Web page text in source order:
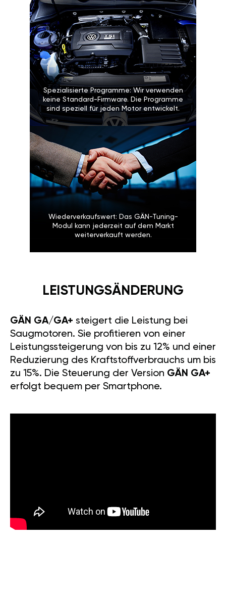
Spezialisierte Programme: Wir verwenden
keine Standard-Firmware. Die Programme
sind speziell für jeden Motor entwickelt.
Wiederverkaufswert: Das GÄN-Tuning-
Modul kann jederzeit auf dem Markt
weiterverkauft werden.
LEISTUNGSÄNDERUNG
GÄN GA/GA+ steigert die Leistung bei
Saugmotoren. Sie profitieren von einer
Leistungssteigerung von bis zu 12% und einer
Reduzierung des Kraftstoffverbrauchs um bis
zu 15%. Die Steuerung der Version GÄN GA+
erfolgt bequem per Smartphone.